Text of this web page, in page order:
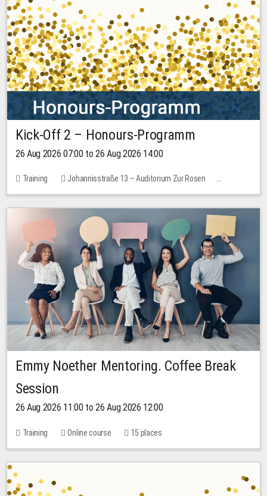
Kick-Off 2 – Honours-Programm
26 Aug 2026 07:00 to 26 Aug 2026 14:00
Training
Johannisstraße 13 – Auditorium Zur Rosen
No free places
Emmy Noether Mentoring. Coffee Break
Session
26 Aug 2026 11:00 to 26 Aug 2026 12:00
Training Online course 15 places